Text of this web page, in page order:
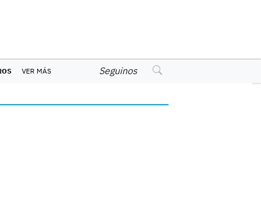
VER MÁS Seguinos